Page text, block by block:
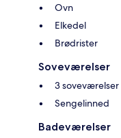
Ovn
Elkedel
Brødrister
Soveværelser
3 soveværelser
Sengelinned
Badeværelser